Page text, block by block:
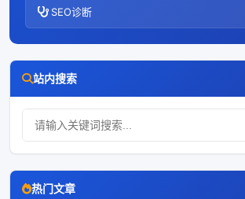
SEO诊断
站内搜索
热门文章